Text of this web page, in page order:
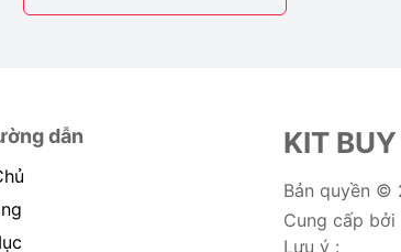
dẫn KIT BUY
Bản quyền ©
Cung cấp bởi
Lưu ý :